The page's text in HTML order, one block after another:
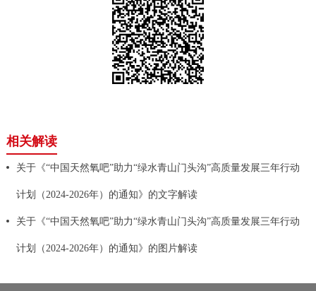
相关解读
关于《“中国天然氧吧”助力“绿水青山门头沟”高质量发展三年行动
计划（2024-2026年）的通知》的文字解读
关于《“中国天然氧吧”助力“绿水青山门头沟”高质量发展三年行动
计划（2024-2026年）的通知》的图片解读